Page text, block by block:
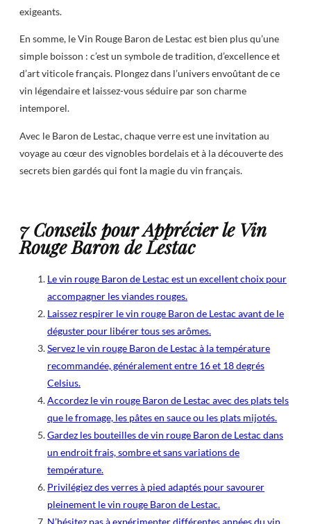
exigeants.
En somme, le Vin Rouge Baron de Lestac est bien plus qu’une
simple boisson : c’est un symbole de tradition, d’excellence et
d’art viticole français. Plongez dans l’univers envoûtant de ce
vin légendaire et laissez-vous séduire par son charme
intemporel.
Avec le Baron de Lestac, chaque verre est une invitation au
voyage au cœur des vignobles bordelais et à la découverte des
secrets bien gardés qui font la magie du vin français.
7 Conseils pour Apprécier le Vin
Rouge Baron de Lestac
Le vin rouge Baron de Lestac est un excellent choix pour
accompagner les viandes rouges.
Laissez respirer le vin rouge Baron de Lestac avant de le
déguster pour libérer tous ses arômes.
Servez le vin rouge Baron de Lestac à la température
recommandée, généralement entre 16 et 18 degrés
Celsius.
Accordez le vin rouge Baron de Lestac avec des plats tels
que le fromage, les pâtes en sauce ou les plats mijotés.
Gardez les bouteilles de vin rouge Baron de Lestac dans
un endroit frais, sombre et sans variations de
température.
Privilégiez des verres à pied adaptés pour savourer
pleinement le vin rouge Baron de Lestac.